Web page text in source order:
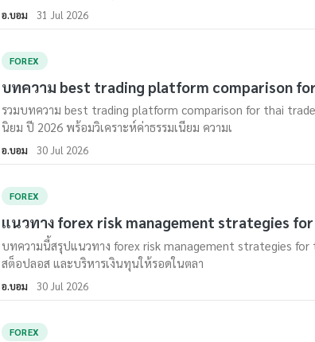
อ.บอม 31 Jul 2026
FOREX
บทความ best trading platform comparison
รวมบทความ best trading platform comparison for thai
นิยม ปี 2026 พร้อมวิเคราะห์ค่าธรรมเนียม ความเ
อ.บอม 30 Jul 2026
FOREX
แนวทาง forex risk management strategies
บทความนี้สรุปแนวทาง forex risk management strategies
สต็อปลอส และบริหารเงินทุนให้รอดในตลา
อ.บอม 30 Jul 2026
FOREX